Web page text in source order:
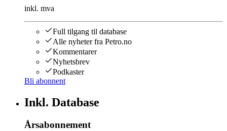
inkl. mva
Full tilgang til database
Alle nyheter fra Petro.no
Kommentarer
Nyhetsbrev
Podkaster
Bli abonnent
Inkl. Database
Årsabonnement